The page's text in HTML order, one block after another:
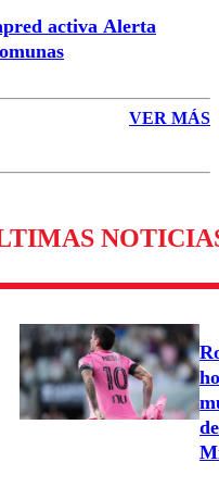
activa Alerta
VER MÁS